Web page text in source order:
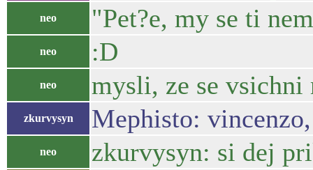
neo "Pet?e, my se ti
neo :D
neo mysli, ze se
zkurvysyn Mephisto:
neo zkurvysyn: si dej